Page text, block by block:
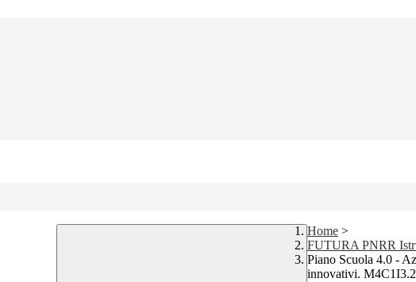
Home >
FUTURA PNRR
Piano Scuola 4.0 -
innovativi.